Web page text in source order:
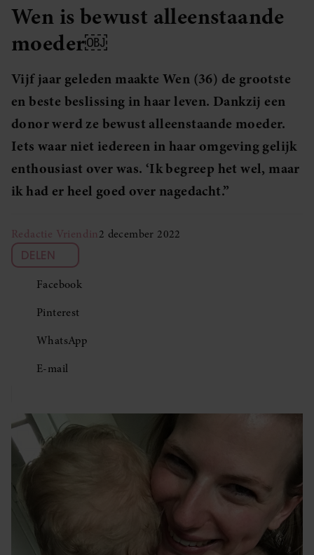
Wen is bewust alleenstaande
moeder￼
Vijf jaar geleden maakte Wen (36) de grootste
en beste beslissing in haar leven. Dankzij een
donor werd ze bewust alleenstaande moeder.
Iets waar niet iedereen in haar omgeving gelijk
enthousiast over was. ‘Ik begreep het wel, maar
ik had er heel goed over nagedacht.”
Redactie Vriendin2 december 2022
DELEN
Facebook
Pinterest
WhatsApp
E-mail